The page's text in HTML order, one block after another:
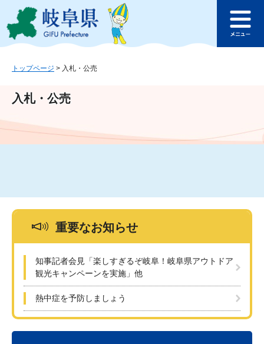
ジ
ュ
文
このページの本文へ
ュ
トップページ > 入札・公売
入札・公売
重要なお知らせ
知事記者会見「楽しすぎるぞ岐阜！岐阜県アウトドア
観光キャンペーンを実施」他
熱中症を予防しましょう